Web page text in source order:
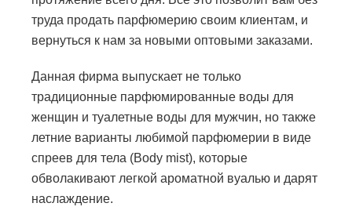
труда продать парфюмерию своим клиентам, и
вернуться к нам за новыми оптовыми заказами.
Данная фирма выпускает не только
традиционные парфюмированные воды для
женщин и туалетные воды для мужчин, но также
летние варианты любимой парфюмерии в виде
спреев для тела (Body mist), которые
обволакивают легкой ароматной вуалью и дарят
наслаждение.